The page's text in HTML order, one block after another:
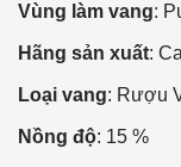
Vùng làm vang:
Hãng sản xuất:
Loại vang: Rượu
Nồng độ: 15 %